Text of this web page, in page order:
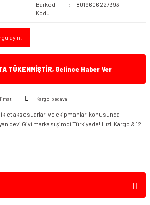
Barkod
Kodu
8019606227393
TÜKENMİŞTİR, Gelince Haber Ver
Kargo bedava
aksesuarları ve ekipmanları konusunda
devi Givi markası şimdi Türkiye'de! Hızlı Kargo & 12